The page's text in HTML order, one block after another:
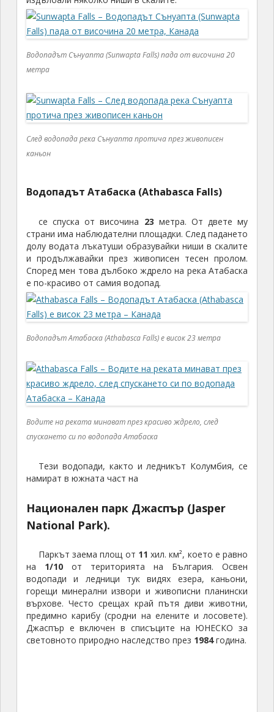
Водопадът Сънуапта (Sunwapta Falls) пада от височина 20
метра
След водопада река Сънуапта протича през живописен
каньон
Водопадът Атабаска (Athabasca Falls)
се спуска от височина 23 метра. От двете му
страни има наблюдателни площадки. След падането
долу водата лъкатуши образувайки ниши в скалите
и продължавайки през живописен тесен пролом.
Според мен това дълбоко ждрело на река Атабаска
е по-красиво от самия водопад.
Водопадът Атабаска (Athabasca Falls) е висок 23 метра
Водите на реката минават през красиво ждрело, след
спускането си по водопада Атабаска
Тези водопади, както и ледникът Колумбия, се
намират в южната част на
Национален парк Джаспър (Jasper
National Park).
Паркът заема площ от 11 хил. км², което е равно
на 1/10 от територията на България. Освен
водопади и ледници тук видях езера, каньони,
горещи минерални извори и живописни планински
върхове. Често срещах край пътя диви животни,
предимно карибу (сродни на елените и лосовете).
Джаспър е включен в списъците на ЮНЕСКО за
световното природно наследство през 1984година.